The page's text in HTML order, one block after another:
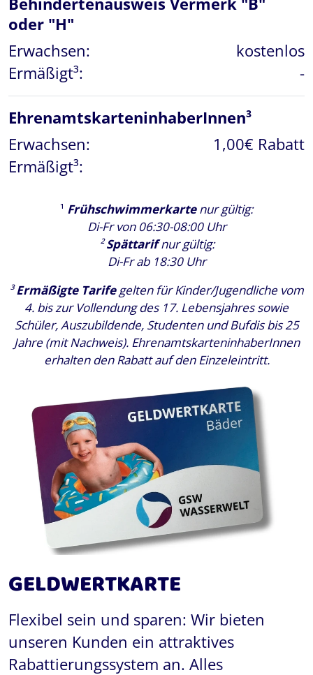
Behindertenausweis Vermerk "B"
oder "H"
Erwachsen:
kostenlos
Ermäßigt³:
-
EhrenamtskarteninhaberInnen³
Erwachsen:
1,00€ Rabatt
Ermäßigt³:
¹ Frühschwimmerkartenur gültig:
Di-Fr von 06:30-08:00 Uhr
²Spättarifnur gültig:
Di-Fr ab 18:30 Uhr
³Ermäßigte Tarifegelten für Kinder/Jugendliche vom
4. bis zur Vollendung des 17. Lebensjahres sowie
Schüler, Auszubildende, Studenten und Bufdis bis 25
Jahre (mit Nachweis). EhrenamtskarteninhaberInnen
erhalten den Rabatt auf den Einzeleintritt.
GELDWERTKARTE
Flexibel sein und sparen: Wir bieten
unseren Kunden ein attraktives
Rabattierungssystem an. Alles